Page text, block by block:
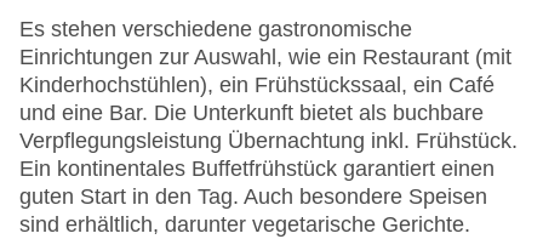
Haustiere auf Anfrage: ohne Gebühr
Zimmerservice
Gesamtanzahl der Stockwerke: 5
Gesamtanzahl der Zimmer: 145
Zahlungsarten: American Express, Diners Club,
EC Maestro, Mastercard, Visa
Landeskategorie: 3 Sterne
Es stehen verschiedene gastronomische
Einrichtungen zur Auswahl, wie ein Restaurant (mit
Kinderhochstühlen), ein Frühstückssaal, ein Café
und eine Bar. Die Unterkunft bietet als buchbare
Verpflegungsleistung Übernachtung inkl. Frühstück.
Ein kontinentales Buffetfrühstück garantiert einen
guten Start in den Tag. Auch besondere Speisen
sind erhältlich, darunter vegetarische Gerichte.